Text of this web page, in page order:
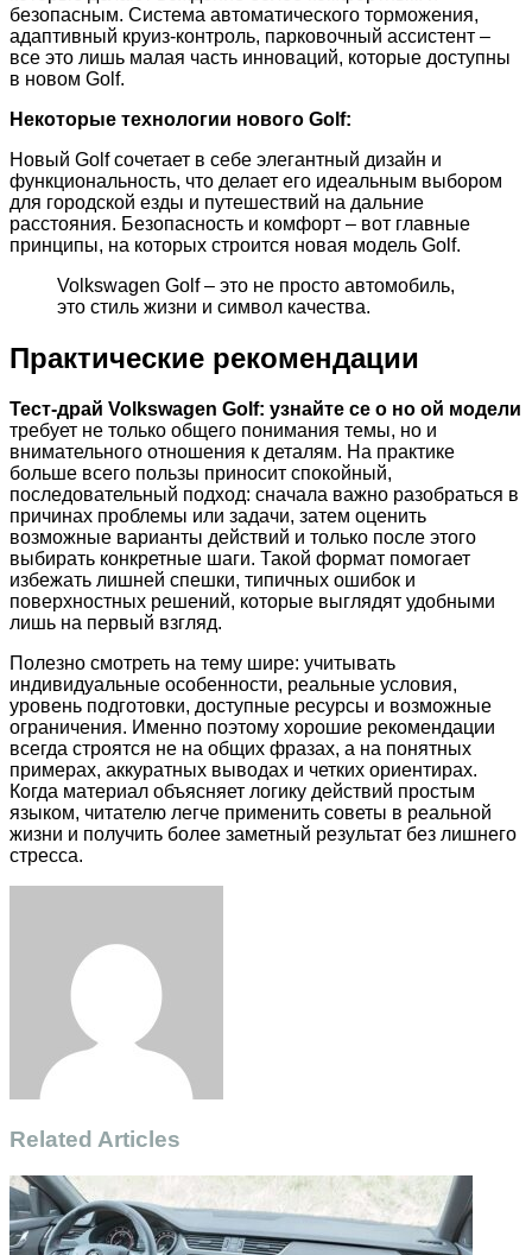
безопасным. Система автоматического торможения,
адаптивный круиз-контроль, парковочный ассистент –
все это лишь малая часть инноваций, которые доступны
в новом Golf.
Некоторые технологии нового Golf:
Новый Golf сочетает в себе элегантный дизайн и
функциональность, что делает его идеальным выбором
для городской езды и путешествий на дальние
расстояния. Безопасность и комфорт – вот главные
принципы, на которых строится новая модель Golf.
Volkswagen Golf – это не просто автомобиль,
это стиль жизни и символ качества.
Практические рекомендации
Тест-драй Volkswagen Golf: узнайте се о но ой модели
требует не только общего понимания темы, но и
внимательного отношения к деталям. На практике
больше всего пользы приносит спокойный,
последовательный подход: сначала важно разобраться в
причинах проблемы или задачи, затем оценить
возможные варианты действий и только после этого
выбирать конкретные шаги. Такой формат помогает
избежать лишней спешки, типичных ошибок и
поверхностных решений, которые выглядят удобными
лишь на первый взгляд.
Полезно смотреть на тему шире: учитывать
индивидуальные особенности, реальные условия,
уровень подготовки, доступные ресурсы и возможные
ограничения. Именно поэтому хорошие рекомендации
всегда строятся не на общих фразах, а на понятных
примерах, аккуратных выводах и четких ориентирах.
Когда материал объясняет логику действий простым
языком, читателю легче применить советы в реальной
жизни и получить более заметный результат без лишнего
стресса.
Related Articles